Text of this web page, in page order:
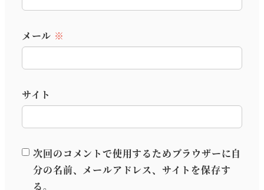
メール ※
サイト
次回のコメントで使用するためブラウザーに自
分の名前、メールアドレス、サイトを保存す
る。